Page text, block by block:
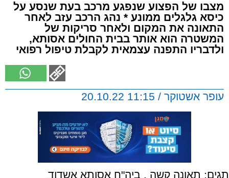
מצבו של הפצוע שנפגע מרכב בעת שנסע על
כיסא גלגלים ממונע * נהג הרכב עזב לאחר
התאונה את המקום ולאחר סריקות של
המשטרה הוא אותר בבית החולים אסותא,
ולדבריו התפנה עצמאית לקבלת טיפול רפואי
עופר אשטוקר / 11:15 20.10.22
תגים: תאונה קשה , ביה"ח אסותא אשדוד